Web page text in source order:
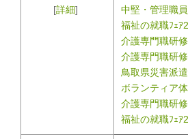
[詳細]
中堅・管理職
福祉の就職ﾌｪｱ
介護専門職研
介護専門職研
鳥取県災害派
ボランティア
介護専門職研
福祉の就職ﾌｪｱ